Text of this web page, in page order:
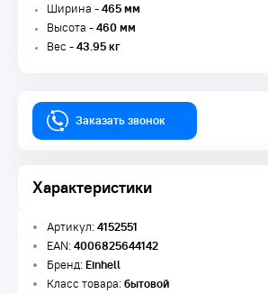
Ширина -465 мм
Высота -460 мм
Вес -43.95 кг
Заказать звонок
Характеристики
Артикул:4152551
EAN:4006825644142
Бренд:Einhell
Класс товара:бытовой